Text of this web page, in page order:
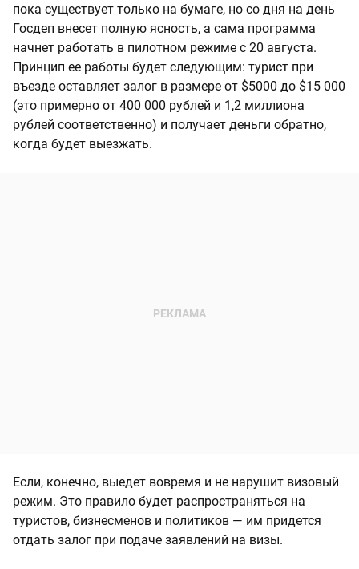
пока существует только на бумаге, но со дня на день
Госдеп внесет полную ясность, а сама программа
начнет работать в пилотном режиме с 20 августа.
Принцип ее работы будет следующим: турист при
въезде оставляет залог в размере от $5000 до $15 000
(это примерно от 400 000 рублей и 1,2 миллиона
рублей соответственно) и получает деньги обратно,
когда будет выезжать.
Если, конечно, выедет вовремя и не нарушит визовый
режим. Это правило будет распространяться на
туристов, бизнесменов и политиков — им придется
отдать залог при подаче заявлений на визы.